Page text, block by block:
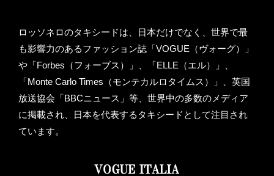
ロッソネロのタキシードは、日本だけでなく、世界で最
も影響力のあるファッション誌「VOGUE（ヴォーグ）」
や「Forbes（フォーブス）」、「ELLE（エル）」、
「Monte Carlo Times（モンテカルロタイムス）」、英国
放送協会「BBCニュース」等、世界中の多数のメディア
に掲載され、日本を代表するタキシードとして注目され
ています。